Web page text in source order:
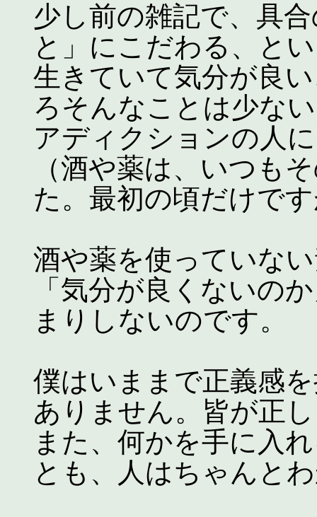
少し前の雑記で、具
と」にこだわる、と
生きていて気分が良
ろそんなことは少な
アディクションの人
（酒や薬は、いつも
た。最初の頃だけで
酒や薬を使っていな
「気分が良くないの
まりしないのです。
僕はいままで正義感
ありません。皆が正
また、何かを手に入
とも、人はちゃんと